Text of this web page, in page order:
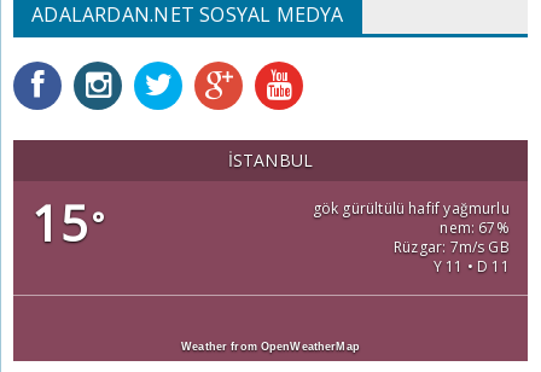
ADALARDAN.NET SOSYAL MEDYA
İSTANBUL
15°
gök gürültülü hafif yağmurlu
nem: 67%
Rüzgar: 7m/s GB
Y 11 • D 11
Weather from OpenWeatherMap